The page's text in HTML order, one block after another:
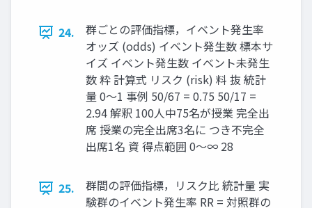
24.
群ごとの評価指標，イベント発生率
オッズ (odds) イベント発生数 標本サ
イズ イベント発生数 イベント未発生
数 粋 計算式 リスク (risk) 料 抜 統計
量 0〜1 事例 50/67 = 0.75 50/17 =
2.94 解釈 100人中75名が授業 完全出
席 授業の完全出席3名に つき不完全
出席1名 資 得点範囲 0〜∞ 28
25.
群間の評価指標，リスク比 統計量 実
験群のイベント発生率 RR = 対照群の